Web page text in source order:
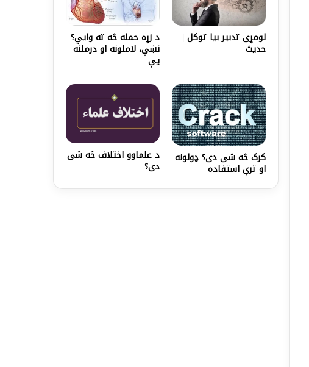
لومړی تدبير بيا توکل |
حدیث
د زړه حمله څه ته وايي؟
نښې، لاملونه او درملنه
يې
کرک څه شی دی؟ ډولونه
او ترې استفاده
د علماوو اختلاف څه شی
دی؟